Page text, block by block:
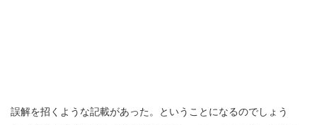
誤解を招くような記載があった。ということになるのでしょう